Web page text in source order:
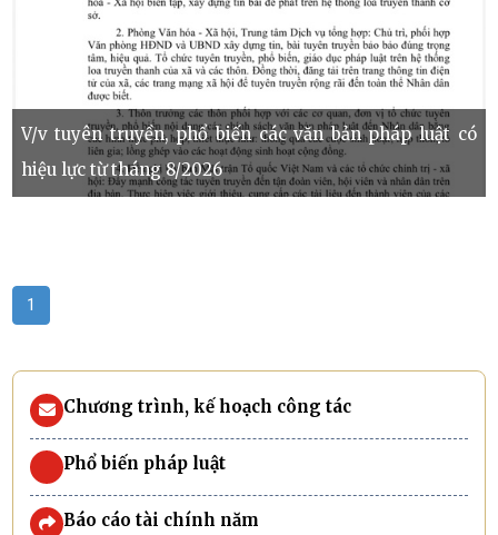
V/v tuyên truyền, phổ biến các văn bản pháp luật có
hiệu lực từ tháng 8/2026
1
Chương trình, kế hoạch công tác
Phổ biến pháp luật
Báo cáo tài chính năm